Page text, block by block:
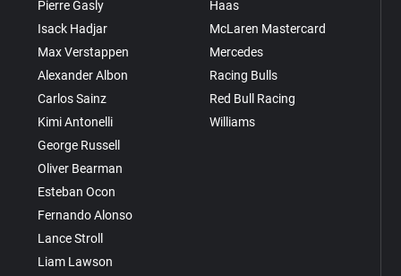
Pierre Gasly
Isack Hadjar
Max Verstappen
Alexander Albon
Carlos Sainz
Kimi Antonelli
George Russell
Oliver Bearman
Esteban Ocon
Fernando Alonso
Lance Stroll
Liam Lawson
Haas
McLaren Mastercard
Mercedes
Racing Bulls
Red Bull Racing
Williams